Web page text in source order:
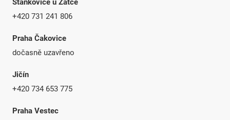
Staňkovice u Žatce
+420 731 241 806
Praha Čakovice
dočasně uzavřeno
Jičín
+420 734 653 775
Praha Vestec